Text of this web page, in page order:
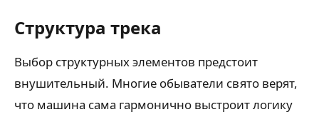
Структура трека
Выбор структурных элементов предстоит
внушительный. Многие обыватели свято верят,
что машина сама гармонично выстроит логику